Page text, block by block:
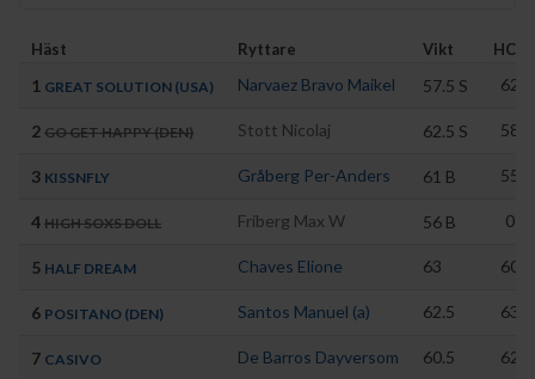
Häst Ryttare Vikt HCP
1 GREAT SOLUTION (USA) Narvaez Bravo Maikel 57.5 S 62
2 GO GET HAPPY (DEN) Stott Nicolaj 62.5 S 58
3 KISSNFLY Gråberg Per-Anders 61 B 55
4 HIGH SOXS DOLL Friberg Max W 56 B 0
5 HALF DREAM Chaves Elione 63 60
6 POSITANO (DEN) Santos Manuel (a) 62.5 63
7 CASIVO De Barros Dayversom 60.5 62